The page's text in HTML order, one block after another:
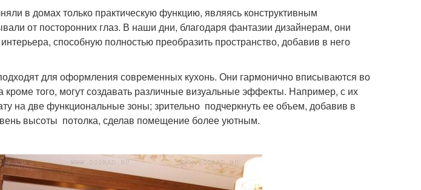
в домах только практическую функцию, являясь конструктивным
от посторонних глаз. В наши дни, благодаря фантазии дизайнерам, они
способную полностью преобразить пространство, добавив в него
для оформления современных кухонь. Они гармонично вписываются во
того, могут создавать различные визуальные эффекты. Например, с их
на две функциональные зоны; зрительно подчеркнуть ее объем, добавив в
высоты потолка, сделав помещение более уютным.